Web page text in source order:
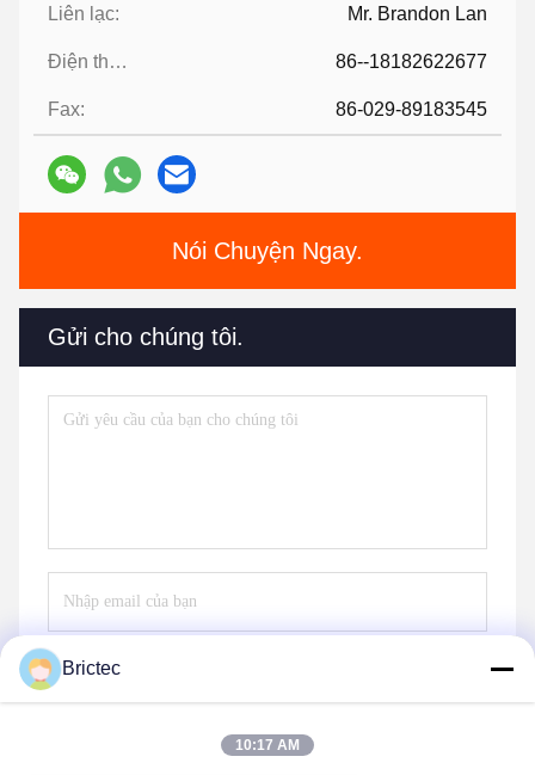
Liên lạc: Mr. Brandon Lan
Điện thoại: 86--18182622677
Fax: 86-029-89183545
Nói Chuyện Ngay.
Gửi cho chúng tôi.
Gửi
Brictec
10:17 AM